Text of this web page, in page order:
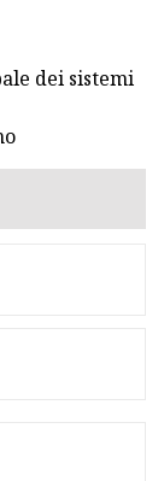
dei sistemi